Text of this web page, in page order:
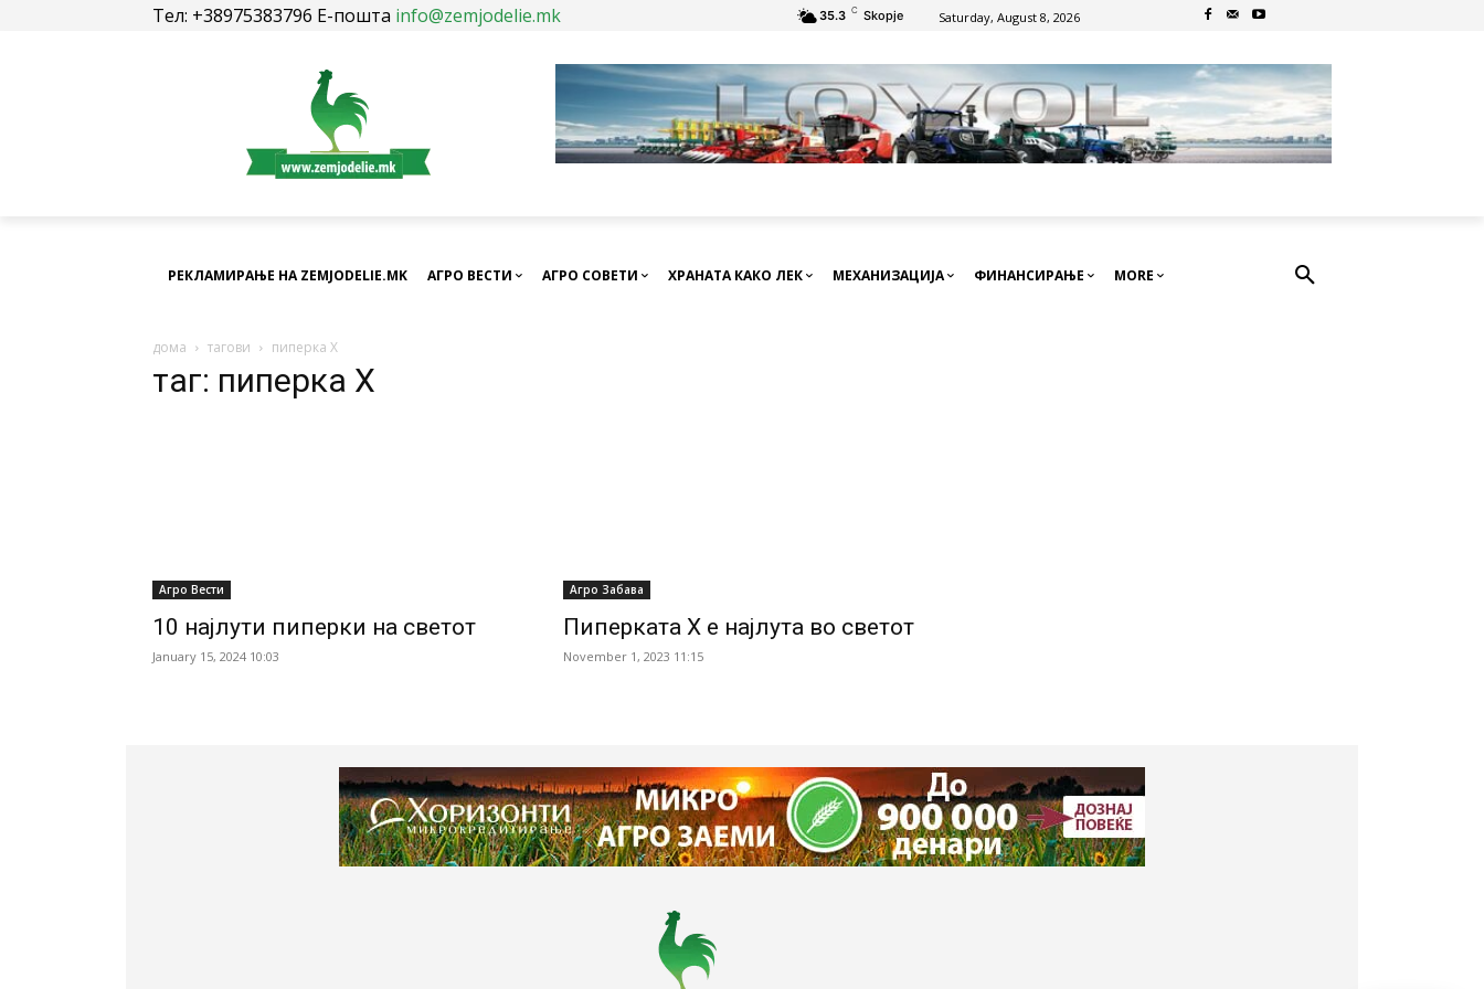
Тел: +38975383796 Е-пошта info@zemjodelie.mk 35.3 C Skopje Saturday, August 8, 2026
РЕКЛАМИРАЊЕ НА ZEMJODELIE.MK АГРО ВЕСТИ АГРО СОВЕТИ ХРАНАТА КАКО ЛЕК МЕХАНИЗАЦИЈА ФИНАНСИРАЊЕ MORE
дома тагови пиперка Х
таг: пиперка Х
Агро Вести
10 најлути пиперки на светот
January 15, 2024 10:03
Агро Забава
Пиперката X е најлута во светот
November 1, 2023 11:15